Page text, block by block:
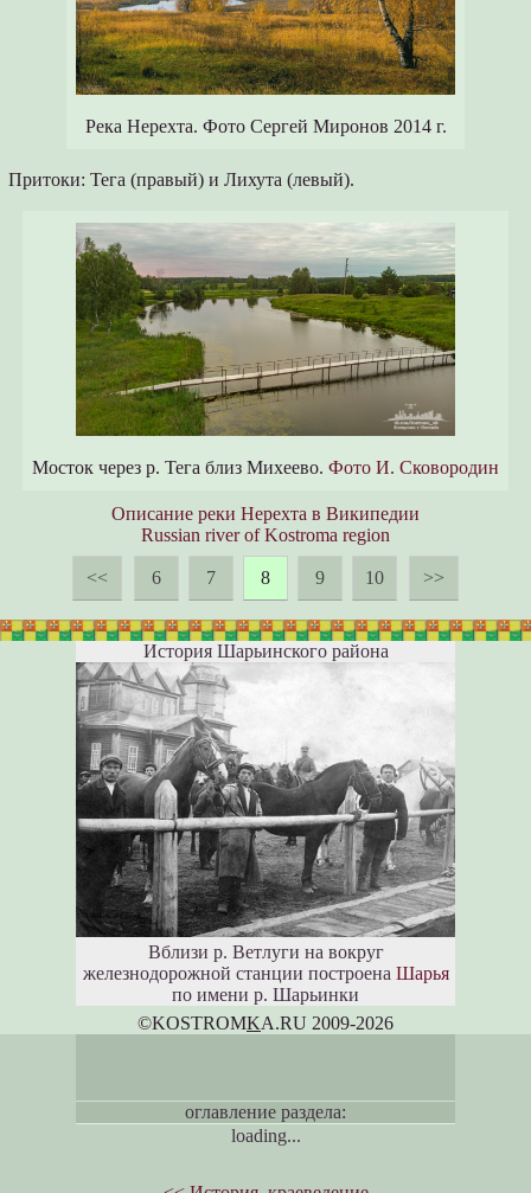
Река Нерехта. Фото Сергей Миронов 2014 г.
Притоки: Тега (правый) и Лихута (левый).
Мосток через р. Тега близ Михеево. Фото И. Сковородин
Описание реки Нерехта в Википедии
Russian river of Kostroma region
<< 6 7 8 9 10 >>
История Шарьинского района
Вблизи р. Ветлуги на вокруг
железнодорожной станции построена Шарья
по имени р. Шарьинки
©KOSTROMKA.RU 2009-2026
оглавление раздела:
loading...